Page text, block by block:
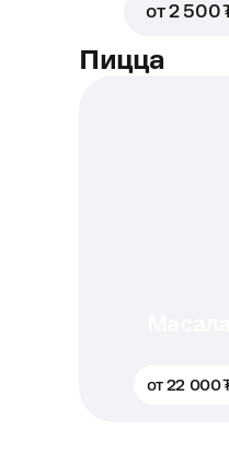
от2 500
Пицца
от22 000